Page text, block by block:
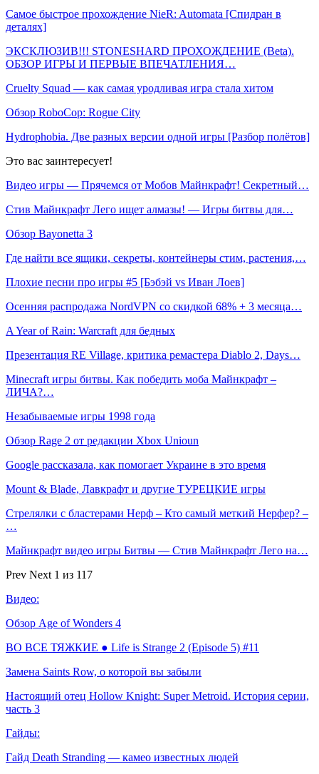
Самое быстрое прохождение NieR: Automata [Спидран в
деталях]
ЭКСКЛЮЗИВ!!! STONESHARD ПРОХОЖДЕНИЕ (Beta).
ОБЗОР ИГРЫ И ПЕРВЫЕ ВПЕЧАТЛЕНИЯ…
Cruelty Squad — как самая уродливая игра стала хитом
Обзор RoboCop: Rogue City
Hydrophobia. Две разных версии одной игры [Разбор полётов]
Это вас заинтересует!
Видео игры — Прячемся от Мобов Майнкрафт! Секретный…
Стив Майнкрафт Лего ищет алмазы! — Игры битвы для…
Обзор Bayonetta 3
Где найти все ящики, секреты, контейнеры стим, растения,…
Плохие песни про игры #5 [Бэбэй vs Иван Лоев]
Осенняя распродажа NordVPN со скидкой 68% + 3 месяца…
A Year of Rain: Warcraft для бедных
Презентация RE Village, критика ремастера Diablo 2, Days…
Minecraft игры битвы. Как победить моба Майнкрафт –
ЛИЧА?…
Незабываемые игры 1998 года
Обзор Rage 2 от редакции Xbox Unioun
Google рассказала, как помогает Украине в это время
Mount & Blade, Лавкрафт и другие ТУРЕЦКИЕ игры
Стрелялки с бластерами Нерф – Кто самый меткий Нерфер? –
…
Майнкрафт видео игры Битвы — Стив Майнкрафт Лего на…
Prev Next 1 из 117
Видео:
Обзор Age of Wonders 4
ВО ВСЕ ТЯЖКИЕ ● Life is Strange 2 (Episode 5) #11
Замена Saints Row, о которой вы забыли
Настоящий отец Hollow Knight: Super Metroid. История серии,
часть 3
Гайды:
Гайд Death Stranding — камео известных людей